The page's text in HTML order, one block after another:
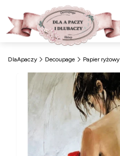
DlaApaczy Decoupage Papier ryżowy